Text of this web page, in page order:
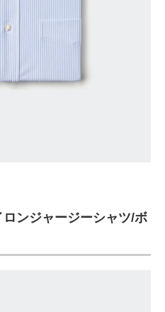
ンジャージーシャツ/ボ